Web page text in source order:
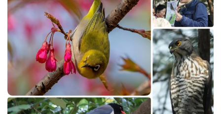
专
题
公
益
慈
善
佛